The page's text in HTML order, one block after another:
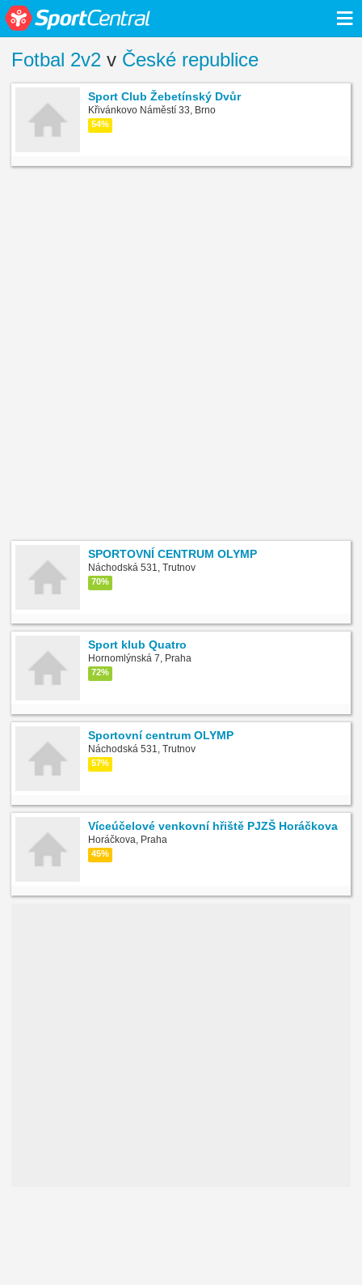
≡
Fotbal 2v2 v České republice
Sport Club Žebetínský Dvůr
Křivánkovo Náměstí 33, Brno
54%
SPORTOVNÍ CENTRUM OLYMP
Náchodská 531, Trutnov
70%
Sport klub Quatro
Hornomlýnská 7, Praha
72%
Sportovní centrum OLYMP
Náchodská 531, Trutnov
57%
Víceúčelové venkovní hřiště PJZŠ Horáčkova
Horáčkova, Praha
45%